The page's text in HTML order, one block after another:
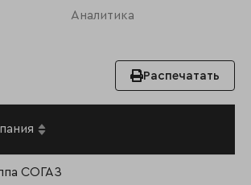
Аналитика
Распечатать
СОГАЗ